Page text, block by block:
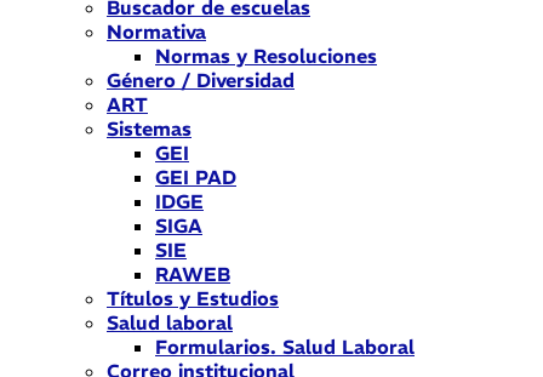
Buscador de escuelas
Normativa
Normas y Resoluciones
Género / Diversidad
ART
Sistemas
GEI
GEI PAD
IDGE
SIGA
SIE
RAWEB
Títulos y Estudios
Salud laboral
Formularios. Salud Laboral
Correo institucional